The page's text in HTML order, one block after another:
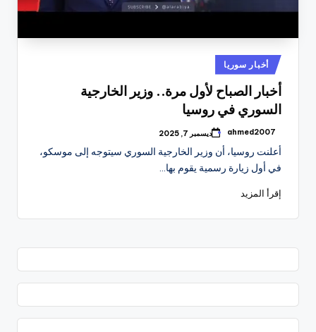
نُشر
في
أخبار سوريا
أخبار الصباح لأول مرة.. وزير الخارجية
السوري في روسيا
تمّ
بواسطة
ahmed2007 ديسمبر 7, 2025
أعلنت روسيا، أن وزير الخارجية السوري سيتوجه إلى موسكو،
في أول زيارة رسمية يقوم بها…
إقرأ المزيد